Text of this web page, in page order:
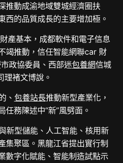
推動成渝地域雙城經濟圈扶
西的品質成長的主要增加極。
產基本，成都軟件和電子信息
竭推動，信任智能網聯car 財
政協委員、西部迷包養網信城
褚文博說。
、 包養站長推動新型產業化，
任務陳述中“新”風劈面。
新型儲能、人工智能、核用新
集聚區。黑龍江省提出實行制
數字化賦能、智能制造試點示